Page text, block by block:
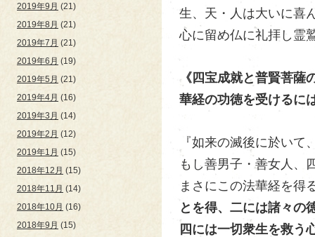
2019年9月 (21)
2019年8月 (21)
2019年7月 (21)
2019年6月 (19)
2019年5月 (21)
2019年4月 (16)
2019年3月 (14)
2019年2月 (12)
2019年1月 (15)
2018年12月 (15)
2018年11月 (14)
2018年10月 (16)
2018年9月 (15)
生、天・人は大いに喜
心に留め仏に礼拝し霊
《四宝成就と普賢菩薩
華経の功徳を受けるに
『如来の滅後に於い
もし善男子・善女人、
まさにこの法華経を得
とを得、二には諸々の
四には一切衆生を救う